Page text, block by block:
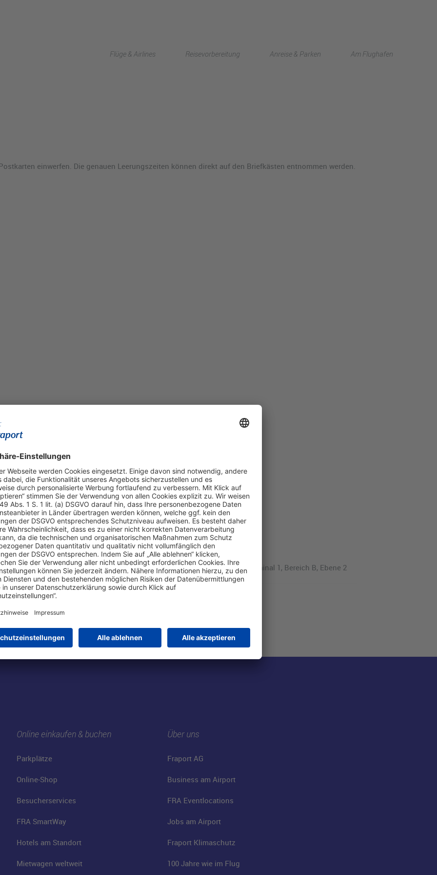
Flüge & Airlines Reisevorbereitung Anreise & Parken Am Flughafen
einwerfen. Die genauen Leerungszeiten können direkt auf den Briefkästen entnommen werden.
Terminal 1, Bereich B, Ebene 2
Online einkaufen & buchen
Parkplätze
Online-Shop
Besucherservices
FRA SmartWay
Hotels am Standort
Mietwagen weltweit
Über uns
Fraport AG
Business am Airport
FRA Eventlocations
Jobs am Airport
Fraport Klimaschutz
100 Jahre wie im Flug